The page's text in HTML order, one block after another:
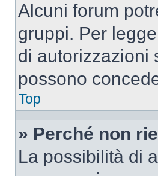
Alcuni forum
gruppi. Per
di autorizzazioni
possono
Top
» Perché non
La possibilità di